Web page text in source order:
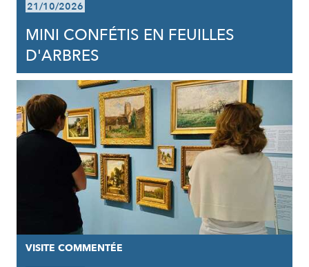
21/10/2026
MINI CONFÉTIS EN FEUILLES
D'ARBRES
VISITE COMMENTÉE